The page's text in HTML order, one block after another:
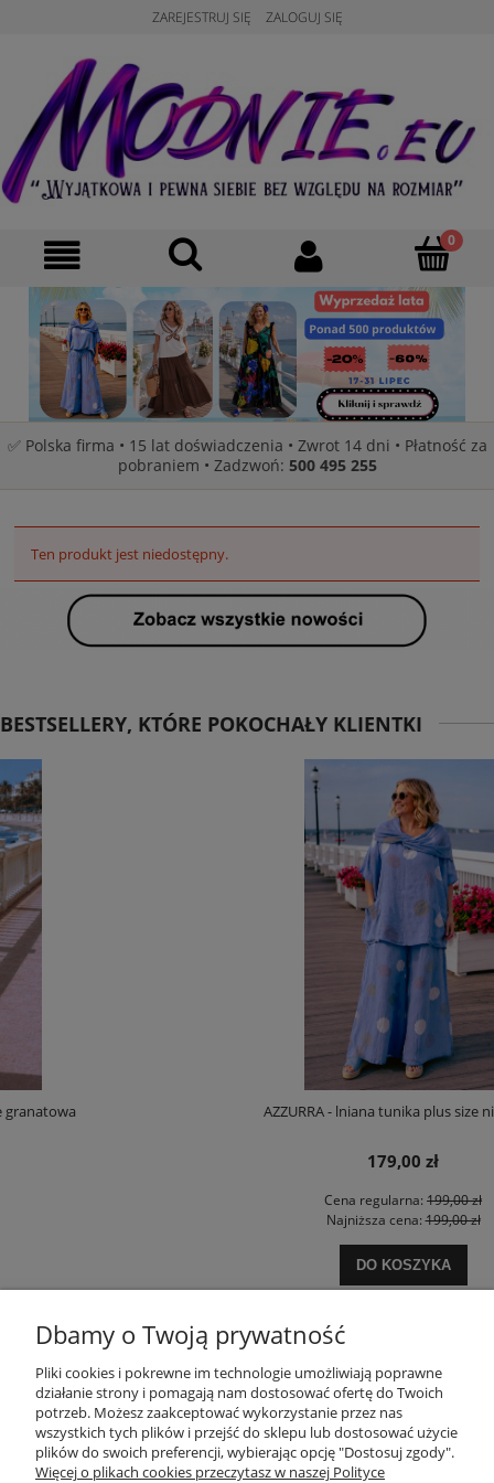
ZAREJESTRUJ SIĘ ZALOGUJ SIĘ
✅ Polska firma • 15 lat doświadczenia • Zwrot 14 dni • Płatność za
pobraniem • Zadzwoń: 500 495 255
Ten produkt jest niedostępny.
BESTSELLERY, KTÓRE POKOCHAŁY KLIENTKI
AZZURRA - lniana tunika plus size niebieska
199,00 zł
POMOC
MOJE KONTO
Dbamy o Twoją prywatność
Pliki cookies i pokrewne im technologie umożliwiają poprawne
działanie strony i pomagają nam dostosować ofertę do Twoich
potrzeb. Możesz zaakceptować wykorzystanie przez nas
wszystkich tych plików i przejść do sklepu lub dostosować użycie
plików do swoich preferencji, wybierając opcję "Dostosuj zgody".
Więcej o plikach cookies przeczytasz w naszej Polityce